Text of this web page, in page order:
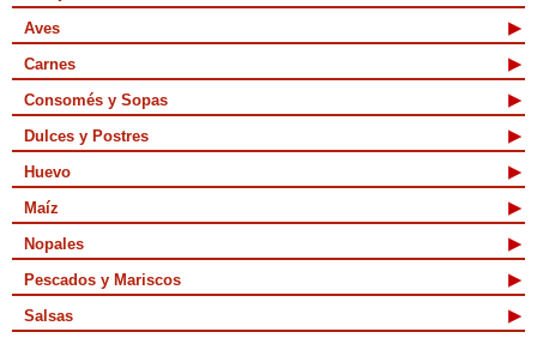
Aves
Carnes
Consomés y Sopas
Dulces y Postres
Huevo
Maíz
Nopales
Pescados y Mariscos
Salsas